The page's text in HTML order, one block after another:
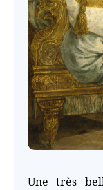
Une très